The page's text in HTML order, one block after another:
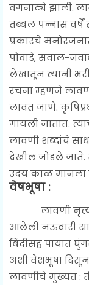
वगनाट्ये झाली.
तब्बल पन्नास
प्रकारचे
पोवाडे, सवाल-
लेखातून त्यांनी
रचना म्हणजे
लावत जाणे.
गायली जातात.
लावणी शब्दांचे
देखील जोडले जाते.
उदय काळ मानला
वेषभूषा :
लावणी
आलेली नऊवारी
बिंदीसह पायात
अशी वेशभूषा
लावणीचे मुख्यत :